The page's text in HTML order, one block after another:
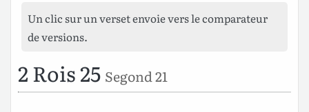
Un clic sur un verset envoie vers le comparateur
de versions.
2 Rois 25 Segond 21